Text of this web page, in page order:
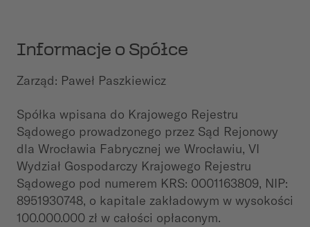
Informacje o Spółce
Zarząd: Paweł Paszkiewicz
Spółka wpisana do Krajowego Rejestru
Sądowego prowadzonego przez Sąd Rejonowy
dla Wrocławia Fabrycznej we Wrocławiu, VI
Wydział Gospodarczy Krajowego Rejestru
Sądowego pod numerem KRS: 0001163809, NIP:
8951930748, o kapitale zakładowym w wysokości
100.000.000 zł w całości opłaconym.